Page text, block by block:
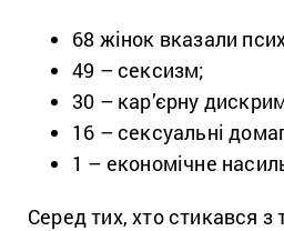
68 жінок вказали
49 – сексизм;
30 – кар’єрну
16 – сексуальні
1 – економічне
Серед тих, хто стикався